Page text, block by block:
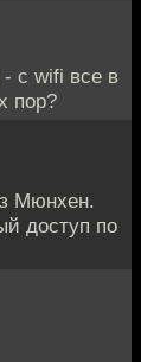
с wifi все в
пор?
Мюнхен.
доступ по